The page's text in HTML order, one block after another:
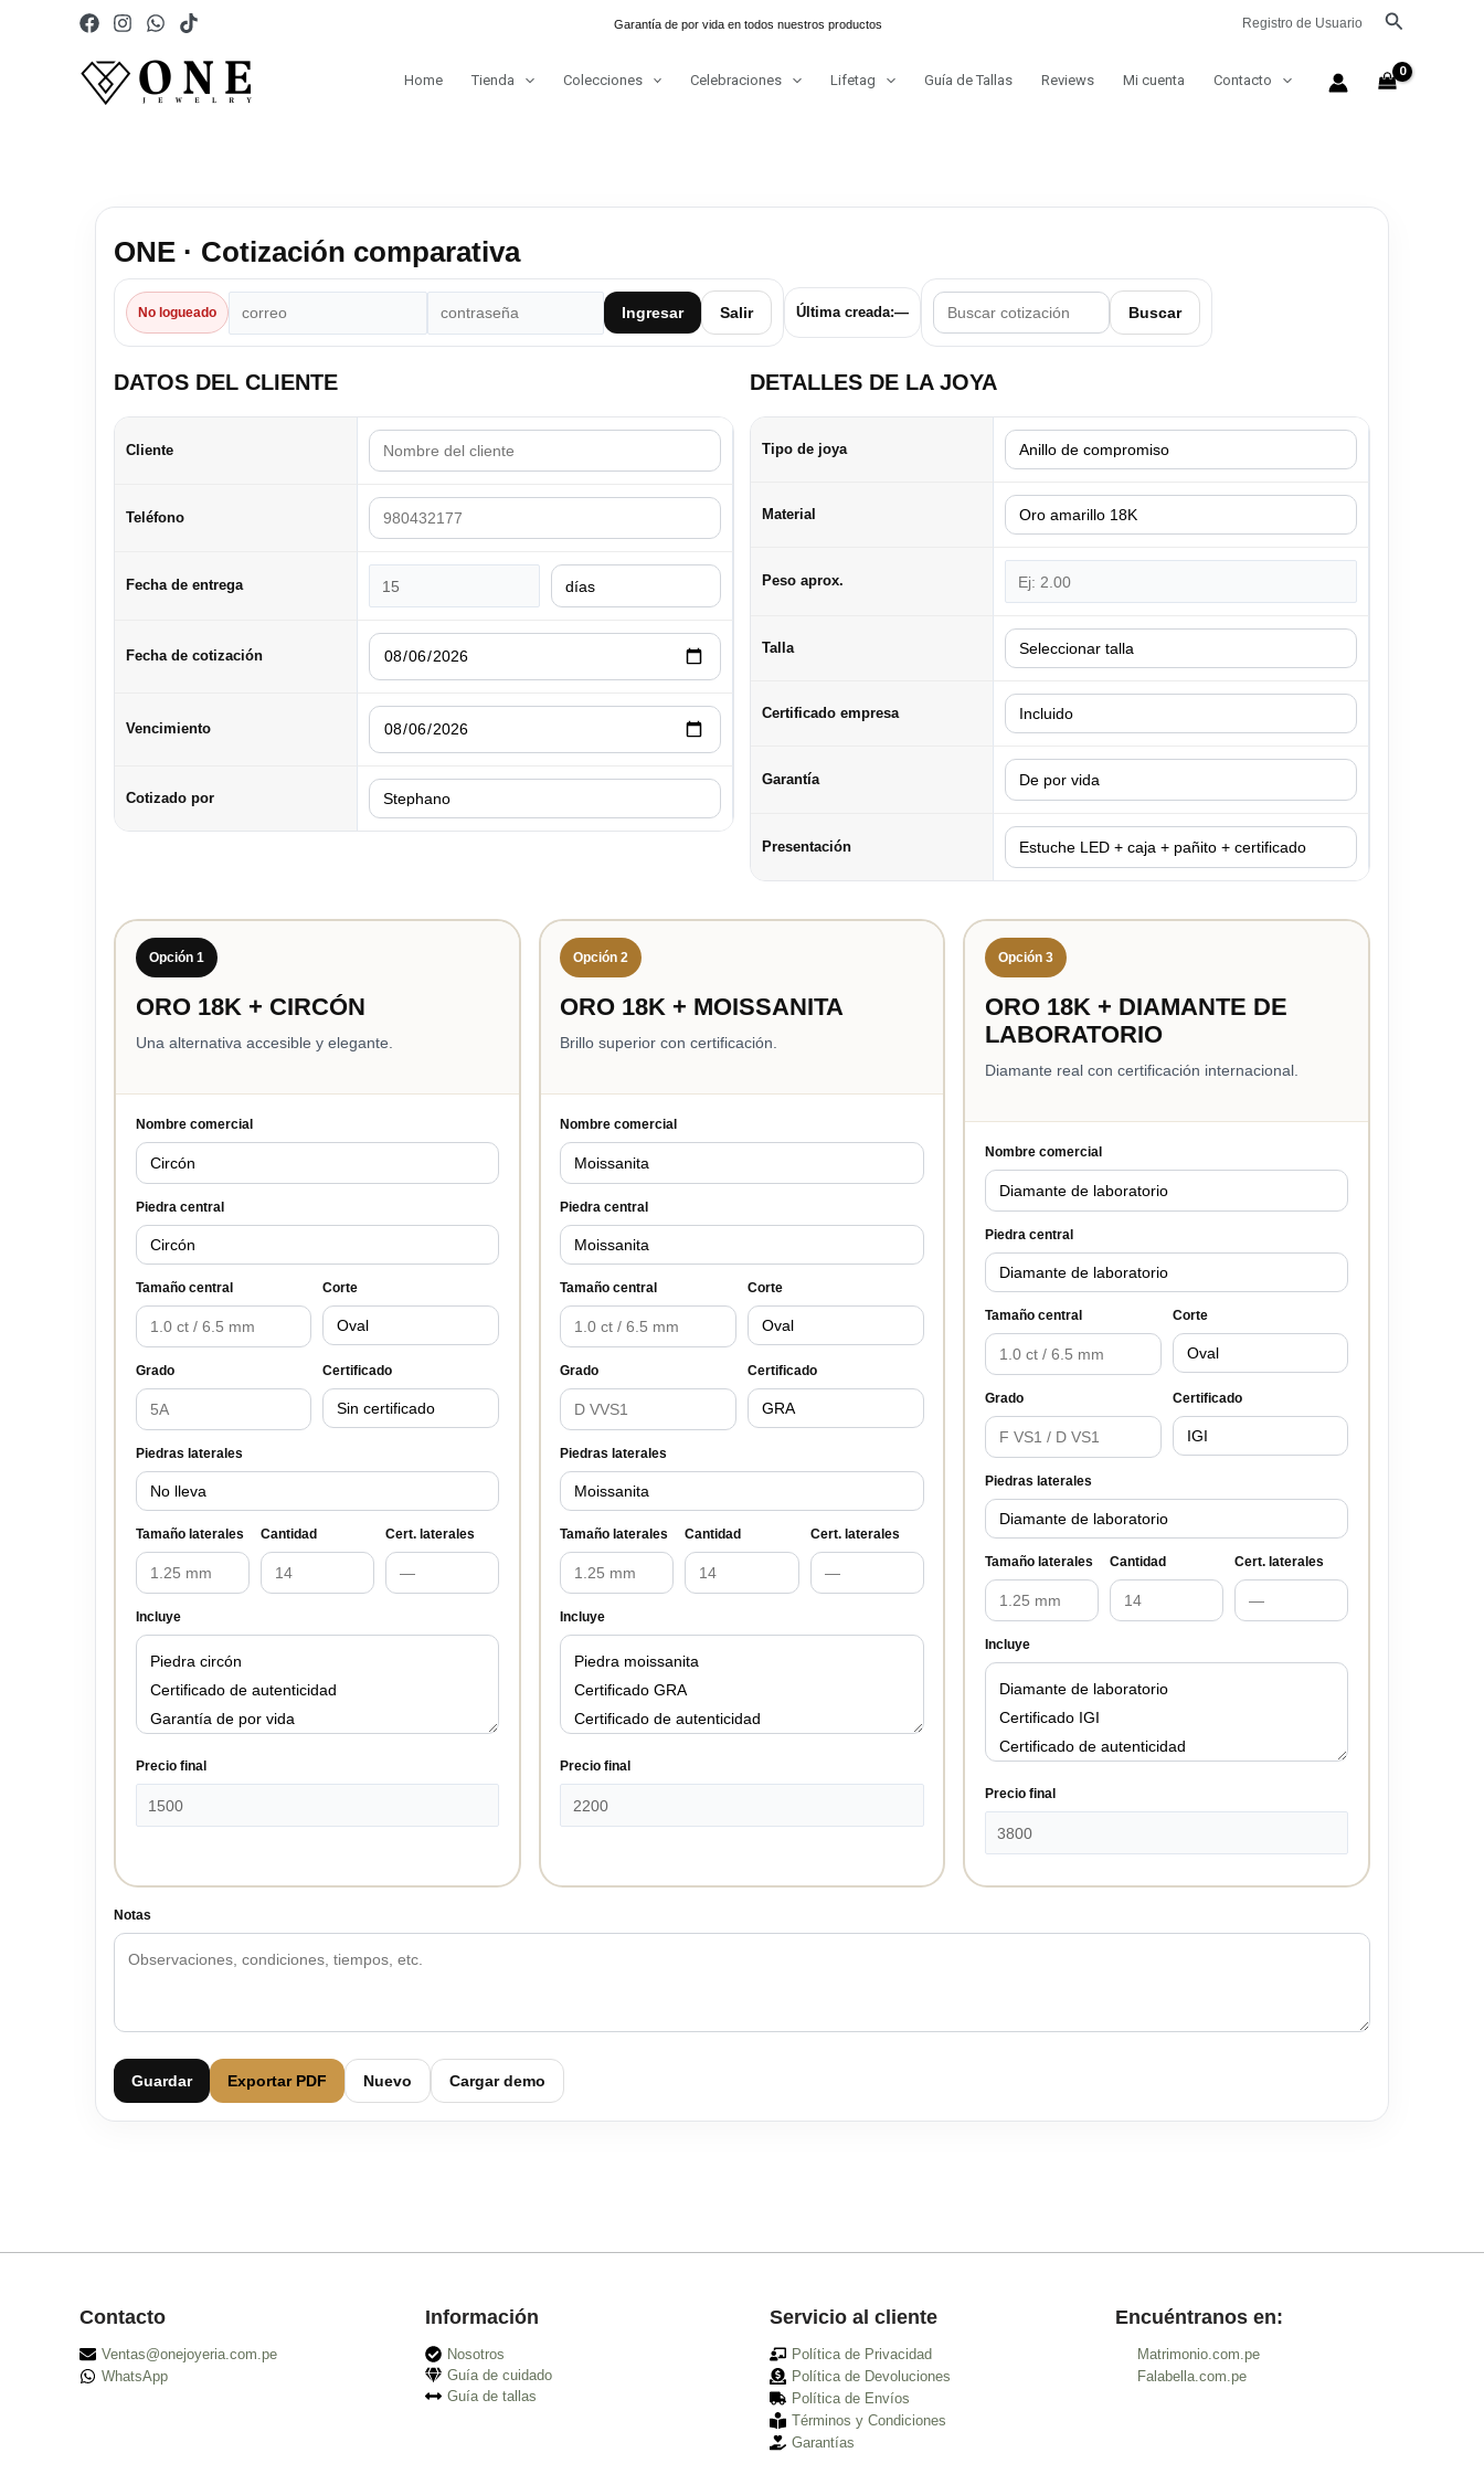
Garantía de por vida en todos nuestros productos Registro de Usuario Buscar
Home Tienda Colecciones Celebraciones Lifetag Guía de Tallas Reviews Mi cuenta Contacto
ONE · Cotización comparativa
No logueado Ingresar Salir Última creada:— Buscar
DATOS DEL CLIENTE
Cliente
Teléfono
Fecha de entrega
Fecha de cotización
Vencimiento
Cotizado por
DETALLES DE LA JOYA
Tipo de joya
Material
Peso aprox.
Talla
Certificado empresa
Garantía
Presentación
Opción 1
ORO 18K + CIRCÓN
Una alternativa accesible y elegante.
Nombre comercial
Piedra central
Tamaño central Corte
Grado Certificado
Piedras laterales
Tamaño laterales Cantidad Cert. laterales
Incluye
Precio final
Opción 2
ORO 18K + MOISSANITA
Brillo superior con certificación.
Nombre comercial
Piedra central
Tamaño central Corte
Grado Certificado
Piedras laterales
Tamaño laterales Cantidad Cert. laterales
Incluye
Precio final
Opción 3
ORO 18K + DIAMANTE DE
LABORATORIO
Diamante real con certificación internacional.
Nombre comercial
Piedra central
Tamaño central Corte
Grado Certificado
Piedras laterales
Tamaño laterales Cantidad Cert. laterales
Incluye
Precio final
Notas
Guardar Exportar PDF Nuevo Cargar demo
Contacto
Ventas@onejoyeria.com.pe
WhatsApp
Información
Nosotros
Guía de cuidado
Guía de tallas
Servicio al cliente
Política de Privacidad
Política de Devoluciones
Política de Envíos
Términos y Condiciones
Garantías
Encuéntranos en:
Matrimonio.com.pe
Falabella.com.pe